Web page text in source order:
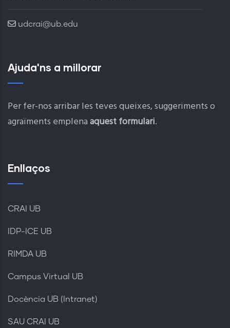
udcrai@ub.edu
Ajuda'ns a millorar
Per fer-nos arribar les teves queixes, suggeriments o
agraïments emplenaaquest formulari.
Enllaços
CRAI UB
IDP-ICE UB
RIMDA UB
Campus Virtual UB
Docència UB (Intranet)
SAU CRAI UB